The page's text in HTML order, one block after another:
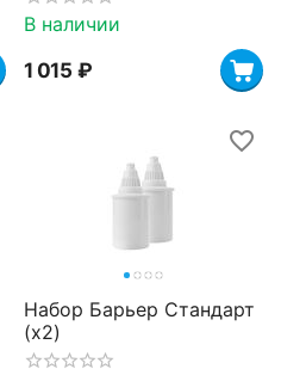
В наличии
1 015 ₽
Набор Барьер Стандарт
(х2)